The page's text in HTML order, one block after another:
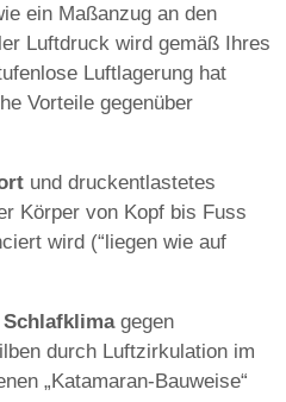
ein Maßanzug an den
Luftdruck wird gemäß Ihres
Luftlagerung hat
Vorteile gegenüber
und druckentlastetes
Körper von Kopf bis Fuss
wird (“liegen wie auf
Schlafklima gegen
durch Luftzirkulation im
„Katamaran-Bauweise“